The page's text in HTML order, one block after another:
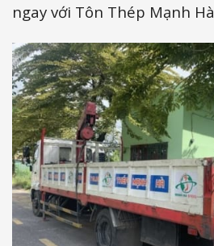
ngay với Tôn Thép Mạnh